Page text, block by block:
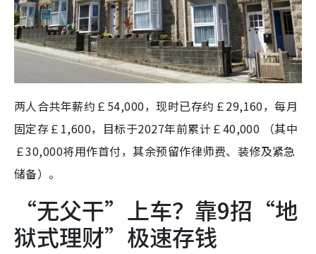
两人合共年薪约￡54,000，现时已存约￡29,160，每月
固定存￡1,600，目标于2027年前累计￡40,000 （其中
￡30,000将用作首付，其余预留作律师费、装修及紧急
储备）。
“无父干”上车？靠9招“地
狱式理财”极速存钱